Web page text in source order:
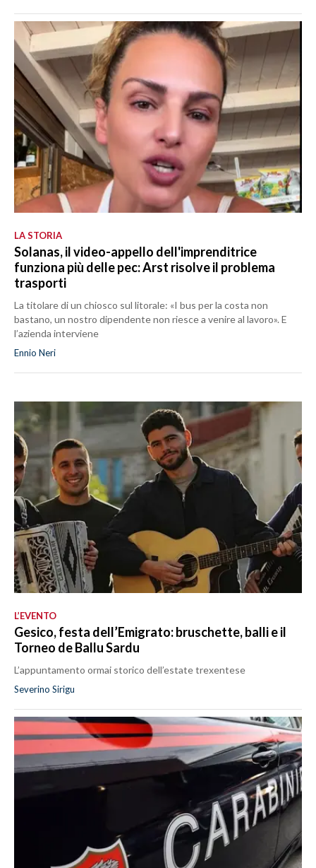
LA STORIA
Solanas, il video-appello dell'imprenditrice
funziona più delle pec: Arst risolve il problema
trasporti
La titolare di un chiosco sul litorale: «I bus per la costa non
bastano, un nostro dipendente non riesce a venire al lavoro». E
l’azienda interviene
Ennio Neri
L’EVENTO
Gesico, festa dell’Emigrato: bruschette, balli e il
Torneo de Ballu Sardu
L’appuntamento ormai storico dell’estate trexentese
Severino Sirigu